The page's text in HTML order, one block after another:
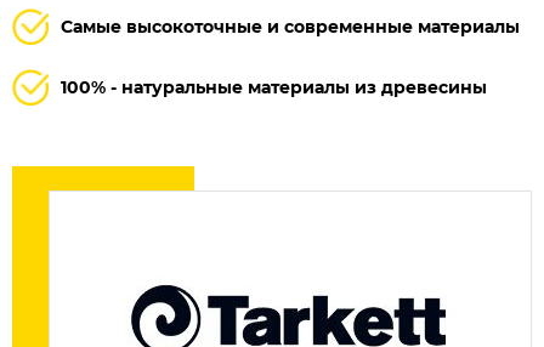
Самые высокоточные и современные материалы
100% - натуральные материалы из древесины